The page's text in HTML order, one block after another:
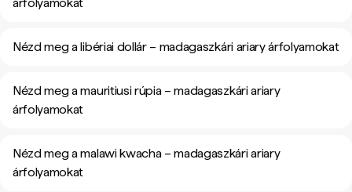
Nézd meg a libériai dollár – madagaszkári ariary árfolyamokat
Nézd meg a mauritiusi rúpia – madagaszkári ariary
árfolyamokat
Nézd meg a malawi kwacha – madagaszkári ariary
árfolyamokat